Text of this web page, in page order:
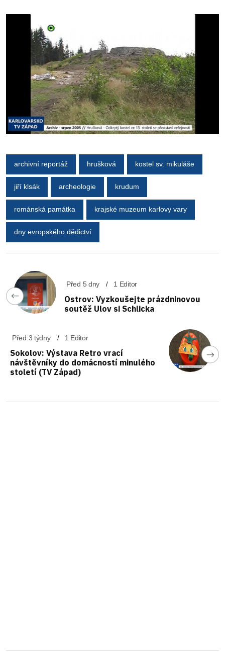
archivní reportáž hrušková kostel sv. mikuláše
jiří klsák archeologie krudum
románská památka krajské muzeum karlovy vary
dny evropského dědictví
Před 5 dny 1 Editor
Ostrov: Vyzkoušejte prázdninovou
soutěž Ulov si Schlicka
Před 3 týdny 1 Editor
Sokolov: Výstava Retro vrací
návštěvníky do domácností minulého
století (TV Západ)